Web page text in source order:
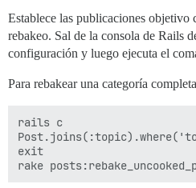
Establece las publicaciones objetivo
rebakeo. Sal de la consola de Rails
configuración y luego ejecuta el
Para rebakear una categoría
rails c
exit